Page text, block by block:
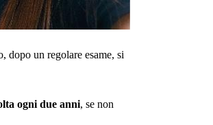
dopo un regolare esame, si
ogni due anni, se non